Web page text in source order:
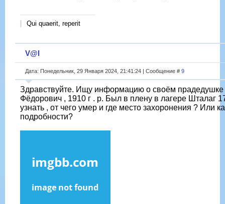
Qui quaerit, reperit
V@l
Дата: Понедельник, 29 Января 2024, 21:41:24 | Сообщение # 9
Здравствуйте. Ищу информацию о своём
Фёдорович , 1910 г . р. Был в плену в лагере Шталаг
узнать , от чего умер и где место захоронения ? Или
подробности?